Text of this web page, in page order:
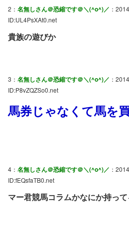
2： 名無しさん＠恐縮です＠＼(^o^)／ ：
ID:UL4PsXAt0.net
貴族の遊びか
3： 名無しさん＠恐縮です＠＼(^o^)／ ：
ID:P8vZQZSo0.net
馬券じゃなくて馬を
4： 名無しさん＠恐縮です＠＼(^o^)／ ：
ID:fEQsfaTB0.net
マー君競馬コラムかなにか持って